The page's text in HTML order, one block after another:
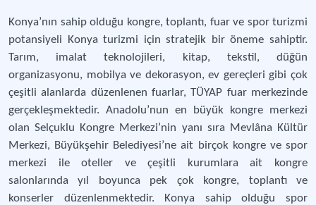
Konya’nın sahip olduğu kongre, toplantı, fuar ve spor turizmi
potansiyeli Konya turizmi için stratejik bir öneme sahiptir.
Tarım, imalat teknolojileri, kitap, tekstil, düğün
organizasyonu, mobilya ve dekorasyon, ev gereçleri gibi çok
çeşitli alanlarda düzenlenen fuarlar, TÜYAP fuar merkezinde
gerçekleşmektedir. Anadolu’nun en büyük kongre merkezi
olan Selçuklu Kongre Merkezi’nin yanı sıra Mevlâna Kültür
Merkezi, Büyükşehir Belediyesi’ne ait birçok kongre ve spor
merkezi ile oteller ve çeşitli kurumlara ait kongre
salonlarında yıl boyunca pek çok kongre, toplantı ve
konserler düzenlenmektedir. Konya sahip olduğu spor